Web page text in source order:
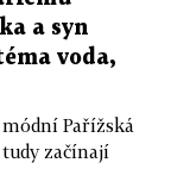
a syn
voda,
Pařížská
začínají